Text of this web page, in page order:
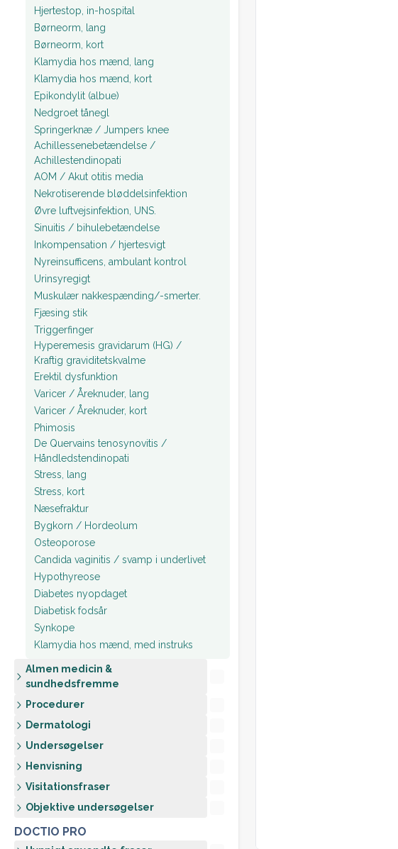
Hjertestop, in-hospital
Børneorm, lang
Børneorm, kort
Klamydia hos mænd, lang
Klamydia hos mænd, kort
Epikondylit (albue)
Nedgroet tånegl
Springerknæ / Jumpers knee
Achillessenebetændelse /
Achillestendinopati
AOM / Akut otitis media
Nekrotiserende bløddelsinfektion
Øvre luftvejsinfektion, UNS.
Sinuitis / bihulebetændelse
Inkompensation / hjertesvigt
Nyreinsufficens, ambulant kontrol
Urinsyregigt
Muskulær nakkespænding/-smerter.
Fjæsing stik
Triggerfinger
Hyperemesis gravidarum (HG) /
Kraftig graviditetskvalme
Erektil dysfunktion
Varicer / Åreknuder, lang
Varicer / Åreknuder, kort
Phimosis
De Quervains tenosynovitis /
Håndledstendinopati
Stress, lang
Stress, kort
Næsefraktur
Bygkorn / Hordeolum
Osteoporose
Candida vaginitis / svamp i underlivet
Hypothyreose
Diabetes nyopdaget
Diabetisk fodsår
Synkope
Klamydia hos mænd, med instruks
Almen medicin &
sundhedsfremme
Procedurer
Dermatologi
Undersøgelser
Henvisning
Visitationsfraser
Objektive undersøgelser
DOCTIO PRO